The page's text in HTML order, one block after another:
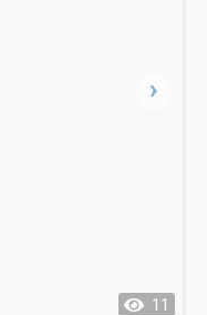
11